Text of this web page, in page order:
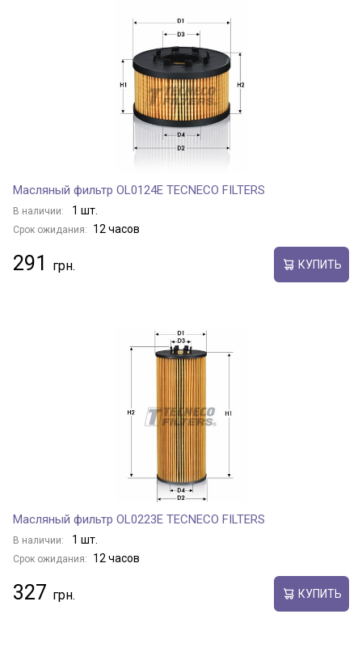
Масляный фильтр OL0124E TECNECO FILTERS
В наличии: 1 шт.
Срок ожидания: 12 часов
291 КУПИТЬ
Масляный фильтр OL0223E TECNECO FILTERS
В наличии: 1 шт.
Срок ожидания: 12 часов
327 КУПИТЬ